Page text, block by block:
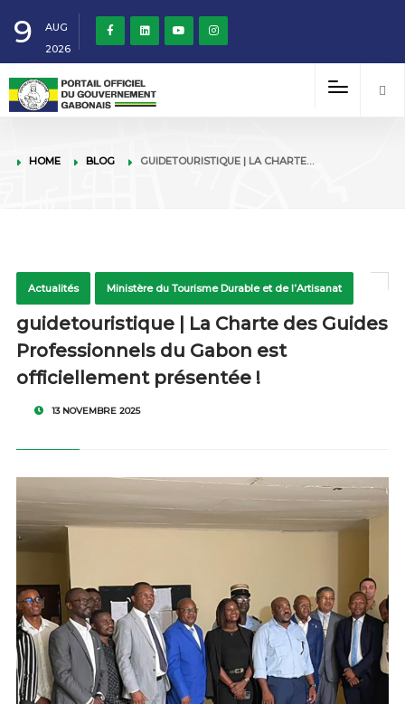
9
AUG
2026
HOME BLOG GUIDETOURISTIQUE | LA CHARTE…
Actualités Ministère du Tourisme Durable et de l’Artisanat
guidetouristique | La Charte des Guides
Professionnels du Gabon est
officiellement présentée !
13 NOVEMBRE 2025